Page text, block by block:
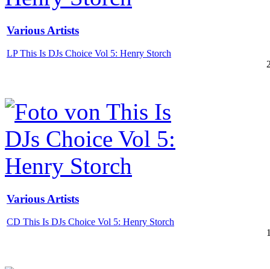
Various Artists
LP This Is DJs Choice Vol 5: Henry Storch
Various Artists
CD This Is DJs Choice Vol 5: Henry Storch